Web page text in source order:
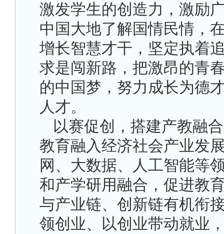
激发学生的创造力，激励
中国大地了解国情民情，
增长智慧才干，坚定执着
求是闯新路，把激昂的青
的中国梦，努力成长为德
人才。
以赛促创，搭建产教融
教育融入经济社会产业发
网、大数据、人工智能等
和产学研用融合，促进教
与产业链、创新链有机衔
领创业、以创业带动就业